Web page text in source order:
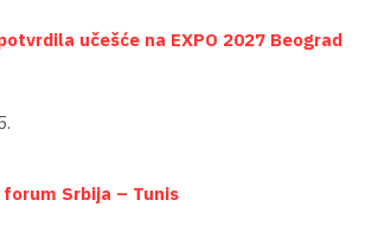
učešće na EXPO 2027 Beograd
Srbija – Tunis